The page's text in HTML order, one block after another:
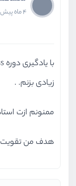
4 ماه پیش
زیادی بزنم. .
ممنونم ازت
هدف من تقویت